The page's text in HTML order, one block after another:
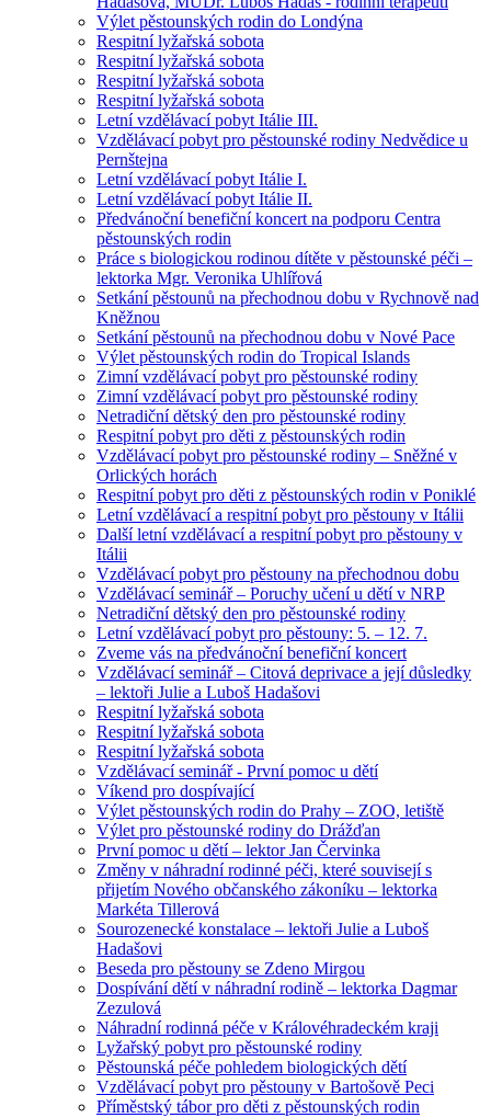
Výlet pěstounských rodin do Londýna
Respitní lyžařská sobota
Respitní lyžařská sobota
Respitní lyžařská sobota
Respitní lyžařská sobota
Letní vzdělávací pobyt Itálie III.
Vzdělávací pobyt pro pěstounské rodiny Nedvědice u
Pernštejna
Letní vzdělávací pobyt Itálie I.
Letní vzdělávací pobyt Itálie II.
Předvánoční benefiční koncert na podporu Centra
pěstounských rodin
Práce s biologickou rodinou dítěte v pěstounské péči –
lektorka Mgr. Veronika Uhlířová
Setkání pěstounů na přechodnou dobu v Rychnově nad
Kněžnou
Setkání pěstounů na přechodnou dobu v Nové Pace
Výlet pěstounských rodin do Tropical Islands
Zimní vzdělávací pobyt pro pěstounské rodiny
Zimní vzdělávací pobyt pro pěstounské rodiny
Netradiční dětský den pro pěstounské rodiny
Respitní pobyt pro děti z pěstounských rodin
Vzdělávací pobyt pro pěstounské rodiny – Sněžné v
Orlických horách
Respitní pobyt pro děti z pěstounských rodin v Poniklé
Letní vzdělávací a respitní pobyt pro pěstouny v Itálii
Další letní vzdělávací a respitní pobyt pro pěstouny v
Itálii
Vzdělávací pobyt pro pěstouny na přechodnou dobu
Vzdělávací seminář – Poruchy učení u dětí v NRP
Netradiční dětský den pro pěstounské rodiny
Letní vzdělávací pobyt pro pěstouny: 5. – 12. 7.
Zveme vás na předvánoční benefiční koncert
Vzdělávací seminář – Citová deprivace a její důsledky
– lektoři Julie a Luboš Hadašovi
Respitní lyžařská sobota
Respitní lyžařská sobota
Respitní lyžařská sobota
Vzdělávací seminář - První pomoc u dětí
Víkend pro dospívající
Výlet pěstounských rodin do Prahy – ZOO, letiště
Výlet pro pěstounské rodiny do Drážďan
První pomoc u dětí – lektor Jan Červinka
Změny v náhradní rodinné péči, které souvisejí s
přijetím Nového občanského zákoníku – lektorka
Markéta Tillerová
Sourozenecké konstalace – lektoři Julie a Luboš
Hadašovi
Beseda pro pěstouny se Zdeno Mirgou
Dospívání dětí v náhradní rodině – lektorka Dagmar
Zezulová
Náhradní rodinná péče v Královéhradeckém kraji
Lyžařský pobyt pro pěstounské rodiny
Pěstounská péče pohledem biologických dětí
Vzdělávací pobyt pro pěstouny v Bartošově Peci
Příměstský tábor pro děti z pěstounských rodin